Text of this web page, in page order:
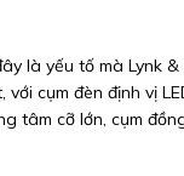
là yếu tố mà Lynk
cụm đèn định vị
tâm cỡ lớn, cụm